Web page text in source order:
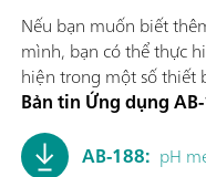
Nếu bạn muốn biết
mình, bạn có thể thực
hiện trong một số thiết
Bản tin Ứng dụng
AB-188: pH